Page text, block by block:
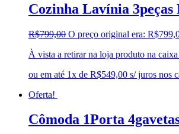
Cozinha Lavínia 3peças
R$799,00 O preço original era:
À vista a retirar na loja produto na
ou em até 1x de R$549,00 s/ juros nos
Oferta!
Cômoda 1Porta